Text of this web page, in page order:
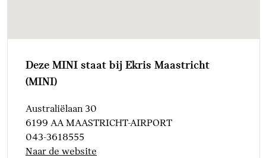
Aandrijving en onderstel
Vierwielaandrijving ALL4
Veiligheid
Akoestische bescherming voor voetgangers
Deze MINI staat bij Ekris Maastricht
(MINI)
Australiëlaan 30
6199 AA MAASTRICHT-AIRPORT
043-3618555
Naar de website